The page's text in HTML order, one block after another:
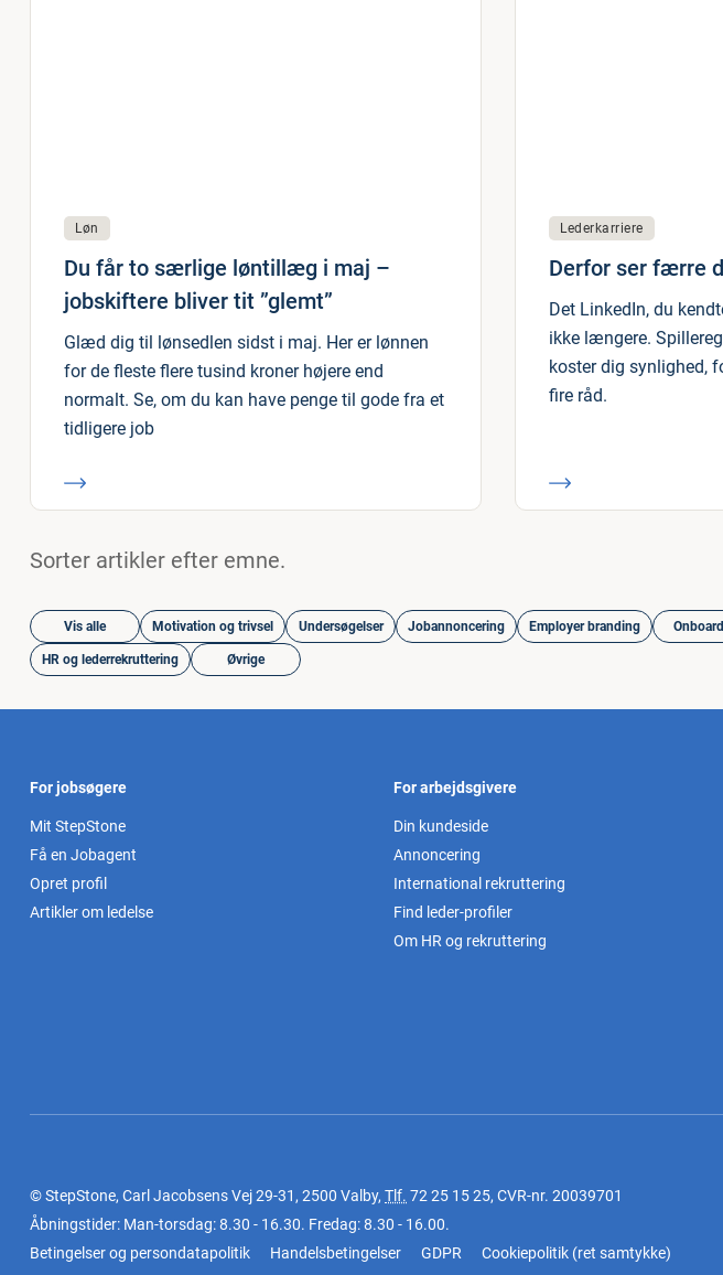
Løn
Du får to særlige løntillæg i maj –
jobskiftere bliver tit ”glemt”
Glæd dig til lønsedlen sidst i maj. Her er lønnen
for de fleste flere tusind kroner højere end
normalt. Se, om du kan have penge til gode fra et
tidligere job
Lederkarriere
Derfor ser færre
Det LinkedIn, du
ikke længere.
koster dig synlighed,
fire råd.
Sorter artikler efter emne.
Vis alle Motivation og trivsel Undersøgelser Jobannoncering Employer branding
HR og lederrekruttering Øvrige
For jobsøgere
Mit StepStone
Få en Jobagent
Opret profil
Artikler om ledelse
For arbejdsgivere
Din kundeside
Annoncering
International rekruttering
Find leder-profiler
Om HR og rekruttering
© StepStone, Carl Jacobsens Vej 29-31, 2500 Valby, Tlf. 72 25 15 25, CVR-nr. 20039701
Åbningstider: Man-torsdag: 8.30 - 16.30. Fredag: 8.30 - 16.00.
Betingelser og persondatapolitik
Handelsbetingelser GDPR Cookiepolitik (ret samtykke)